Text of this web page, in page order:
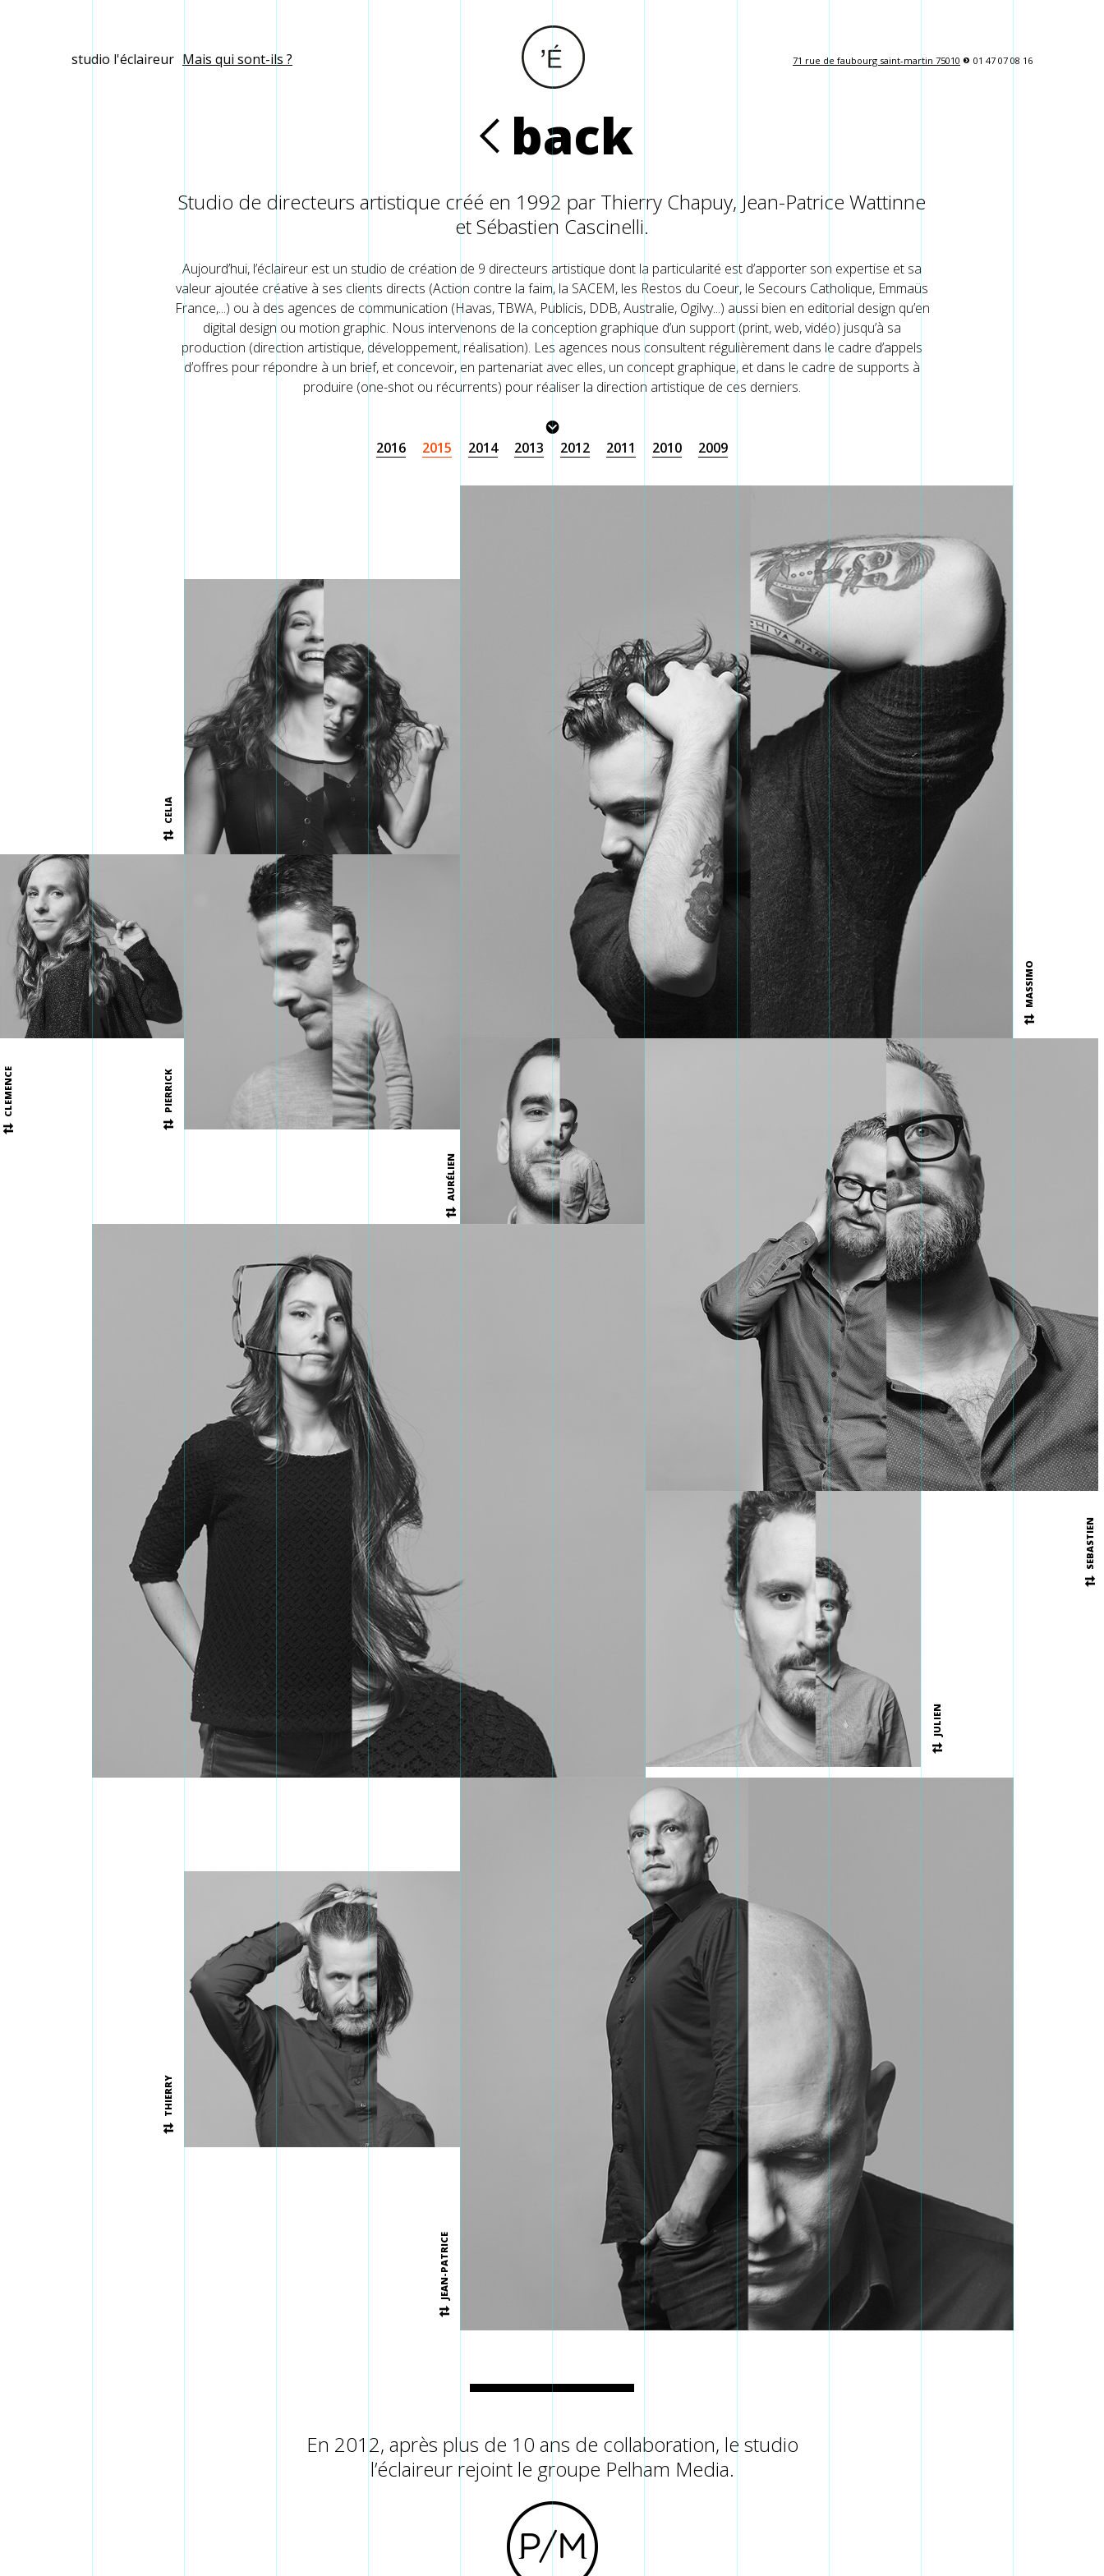
studio l'éclaireur Mais qui sont-ils ? 71 rue de faubourg saint-martin 75010 s 01 47 07 08 16
R back
Studio de directeurs artistique créé en 1992 par Thierry Chapuy, Jean-Patrice Wattinne
et Sébastien Cascinelli.
Aujourd’hui, l’éclaireur est un studio de création de 9 directeurs artistique dont la particularité est d’apporter son expertise et sa
valeur ajoutée créative à ses clients directs (Action contre la faim, la SACEM, les Restos du Coeur, le Secours Catholique, Emmaüs
France,...) ou à des agences de communication (Havas, TBWA, Publicis, DDB, Australie, Ogilvy...) aussi bien en editorial design qu’en
digital design ou motion graphic. Nous intervenons de la conception graphique d’un support (print, web, vidéo) jusqu’à sa
production (direction artistique, développement, réalisation). Les agences nous consultent régulièrement dans le cadre d’appels
d’offres pour répondre à un brief, et concevoir, en partenariat avec elles, un concept graphique, et dans le cadre de supports à
produire (one-shot ou récurrents) pour réaliser la direction artistique de ces derniers.
2016 2015 2014 2013 2012 2011 2010 2009
CELIA
MASSIMO
CLEMENCE PIERRICK
AURÉLIEN
SEBASTIEN
JULIEN
JEAN-PATRICE
THIERRY
En 2012, après plus de 10 ans de collaboration, le studio
l’éclaireur rejoint le groupe Pelham Media.